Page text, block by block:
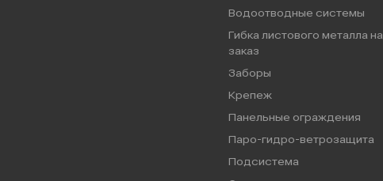
Водоотводные системы
Гибка листового металла на
заказ
Заборы
Крепеж
Панельные ограждения
Паро-гидро-ветрозащита
Подсистема